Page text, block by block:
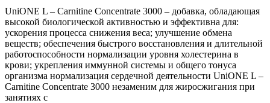
UniONE L – Carnitine Concentrate 3000 – добавка, обладающая
высокой биологической активностью и эффективна для:
ускорения процесса снижения веса; улучшение обмена
веществ; обеспечения быстрого восстановления и длительной
работоспособности нормализации уровня холестерина в
крови; укрепления иммунной системы и общего тонуса
организма нормализация сердечной деятельности UniONE L –
Carnitine Concentrate 3000 незаменим для жиросжигания при
занятиях с